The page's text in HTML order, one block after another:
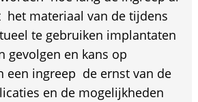
het materiaal van de tijdens
te gebruiken implantaten 
gevolgen en kans op
ingreep  de ernst van de
en de mogelijkheden